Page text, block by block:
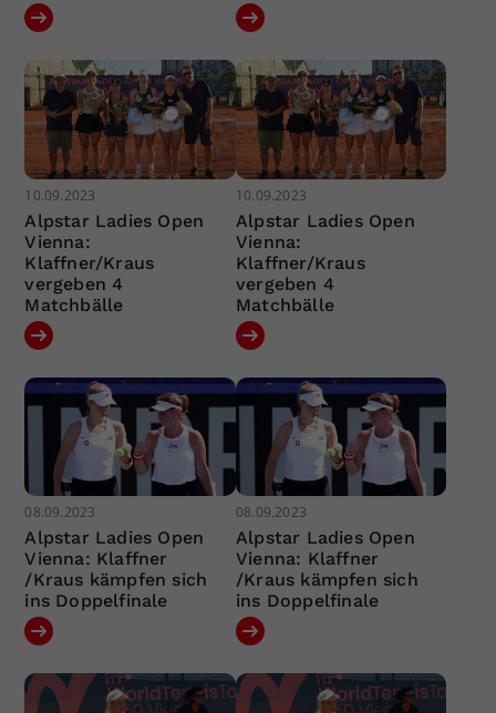
10.09.2023
Alpstar Ladies Open
Vienna:
Klaffner/Kraus
vergeben 4
Matchbälle
10.09.2023
Alpstar Ladies Open
Vienna:
Klaffner/Kraus
vergeben 4
Matchbälle
08.09.2023
Alpstar Ladies Open
Vienna: Klaffner
/Kraus kämpfen sich
ins Doppelfinale
08.09.2023
Alpstar Ladies Open
Vienna: Klaffner
/Kraus kämpfen sich
ins Doppelfinale